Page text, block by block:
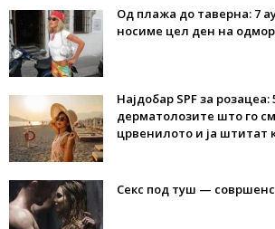
Од плажа до таверна: 7
носиме цел ден на одмор
Најдобар SPF за
дерматолозите што го
црвенилото и ја штитат
Секс под туш —